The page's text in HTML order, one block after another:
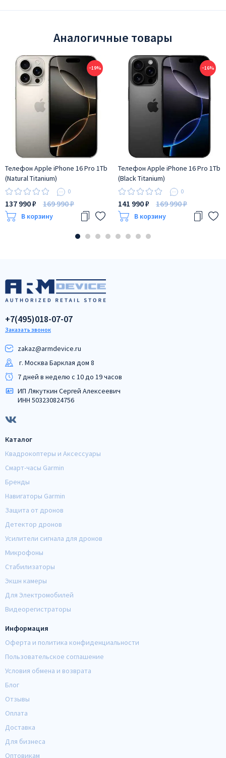
Аналогичные товары
−19%
Телефон Apple iPhone 16 Pro 1Tb
(Natural Titanium)
0
137 990 ₽ 169 990 ₽
В корзину
−16%
Телефон Apple iPhone 16 Pro 1Tb
(Black Titanium)
0
141 990 ₽ 169 990 ₽
В корзину
+7(495)018-07-07
Заказать звонок
zakaz@armdeviсe.ru
г. Москва Барклая дом 8
7 дней в неделю с 10 до 19 часов
ИП Лякуткин Сергей Алексеевич
ИНН 503230824756
Каталог
Квадрокоптеры и Аксессуары
Смарт-часы Garmin
Бренды
Навигаторы Garmin
Защита от дронов
Детектор дронов
Усилители сигнала для дронов
Микрофоны
Стабилизаторы
Экшн камеры
Для Электромобилей
Видеорегистраторы
Информация
Оферта и политика конфиденциальности
Пользовательское соглашение
Условия обмена и возврата
Блог
Отзывы
Оплата
Доставка
Для бизнеса
Оптовикам